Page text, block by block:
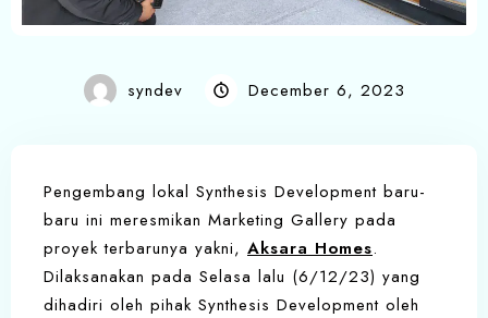
syndev December 6, 2023
Pengembang lokal Synthesis Development baru-
baru ini meresmikan Marketing Gallery pada
proyek terbarunya yakni, Aksara Homes.
Dilaksanakan pada Selasa lalu (6/12/23) yang
dihadiri oleh pihak Synthesis Development oleh